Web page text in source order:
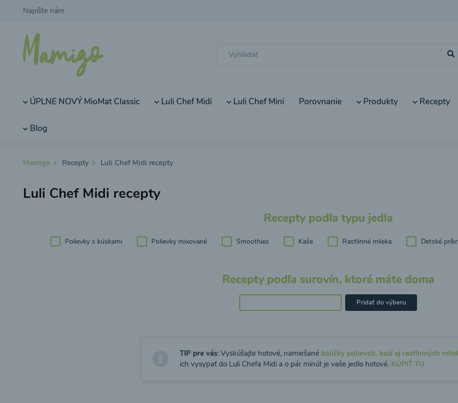
Napíšte nám
ÚPLNE NOVÝ MioMat Classic Luli Chef Midi Luli Chef Mini Porovnanie Produkty Recepty
Blog
Mamigo Recepty Luli Chef Midi recepty
Luli Chef Midi recepty
Recepty podľa typu jedla
Polievky s kúskami Polievky mixované Smoothies Kaše Rastlinné mlieka Detské
Recepty podľa surovín, ktoré máte doma
Pridať do výberu
TIP pre vás: Vyskúšajte hotové, namiešané balíčky polievok, kaší aj rastlinných
ich vysypať do Luli Chefa Midi a o pár minút je vaše jedlo hotové. KÚPIŤ TU